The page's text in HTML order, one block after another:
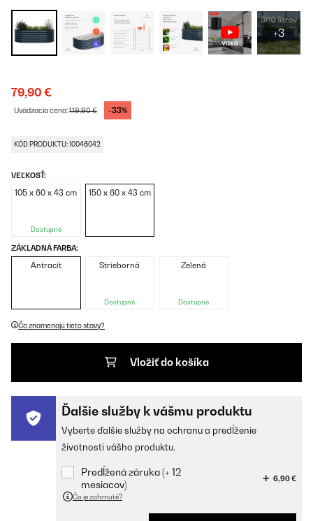
+3
79,90 €
Uvádzacia cena:119,90 € -33%
KÓD PRODUKTU: 10046042
VEĽKOSŤ:
105 x 60 x 43 cm
Dostupné
150 x 60 x 43 cm
ZÁKLADNÁ FARBA:
Antracit Strieborná
Dostupné
Zelená
Dostupné
Čo znamenajú tieto stavy?
Vložiť do košíka
Ďalšie služby k vášmu produktu
Vyberte ďalšie služby na ochranu a predĺženie
životnosti vášho produktu.
Predĺžená záruka (+ 12
mesiacov)
6,90 €
Čo je zahrnuté?